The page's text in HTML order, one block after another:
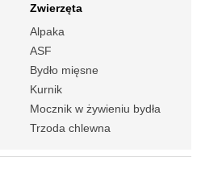
Zwierzęta
Alpaka
ASF
Bydło mięsne
Kurnik
Mocznik w żywieniu bydła
Trzoda chlewna